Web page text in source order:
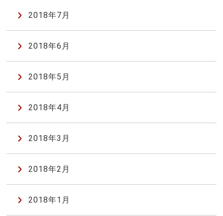
2018年7月
2018年6月
2018年5月
2018年4月
2018年3月
2018年2月
2018年1月